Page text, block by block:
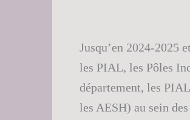
Jusqu’en 2024-2025
les PIAL, les Pôles
département, les
les AESH) au sein